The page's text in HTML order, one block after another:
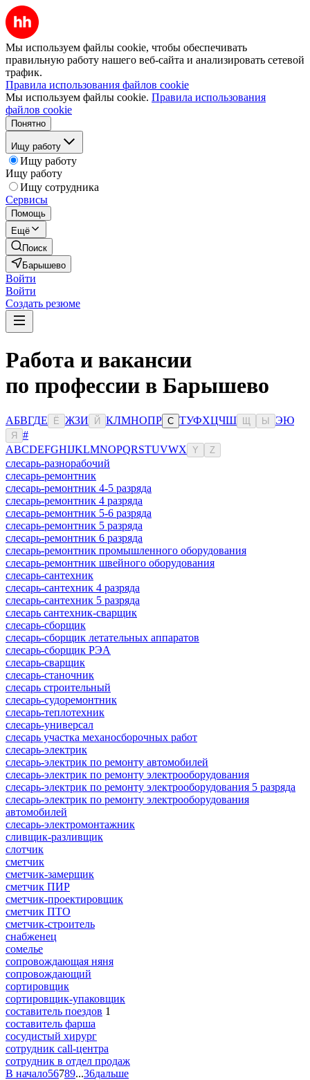
Мы используем файлы cookie, чтобы обеспечивать
правильную работу нашего веб-сайта и анализировать сетевой
трафик.
Правила использования файлов cookie
Мы используем файлы cookie. Правила использования
файлов cookie
Понятно
Ищу работу
Ищу работу
Ищу работу
Ищу сотрудника
Сервисы
Помощь
Ещё
Поиск
Барышево
Войти
Войти
Создать резюме
Работа и вакансии
по профессии в Барышево
АБВГДЕ Ё ЖЗИ Й КЛМНОПР С ТУФХЦЧШ Ы ЭЮ
Я
#
ABCDEFGHIJKLMNOPQRSTUVWX Y Z
слесарь-разнорабочий
слесарь-ремонтник
слесарь-ремонтник 4-5 разряда
слесарь-ремонтник 4 разряда
слесарь-ремонтник 5-6 разряда
слесарь-ремонтник 5 разряда
слесарь-ремонтник 6 разряда
слесарь-ремонтник промышленного оборудования
слесарь-ремонтник швейного оборудования
слесарь-сантехник
слесарь-сантехник 4 разряда
слесарь-сантехник 5 разряда
слесарь сантехник-сварщик
слесарь-сборщик
слесарь-сборщик летательных аппаратов
слесарь-сборщик РЭА
слесарь-сварщик
слесарь-станочник
слесарь строительный
слесарь-судоремонтник
слесарь-теплотехник
слесарь-универсал
слесарь участка механосборочных работ
слесарь-электрик
слесарь-электрик по ремонту автомобилей
слесарь-электрик по ремонту электрооборудования
слесарь-электрик по ремонту электрооборудования 5 разряда
слесарь-электрик по ремонту электрооборудования
автомобилей
слесарь-электромонтажник
сливщик-разливщик
слотчик
сметчик
сметчик-замерщик
сметчик ПИР
сметчик-проектировщик
сметчик ПТО
сметчик-строитель
снабженец
сомелье
сопровождающая няня
сопровождающий
сортировщик
сортировщик-упаковщик
составитель поездов 1
составитель фарша
сосудистый хирург
сотрудник call-центра
сотрудник в отдел продаж
В начало56789...36дальше